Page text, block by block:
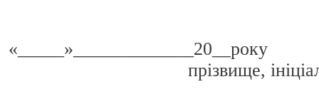
прізвище,